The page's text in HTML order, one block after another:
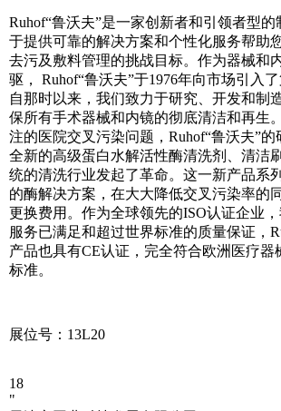
Ruhof“鲁沃夫”是一家创新者和引领者型
于提供可靠的解决方案和个性化服务帮助
去污及敷料管理的挑战目标。作为器械和
驱， Ruhof“鲁沃夫”于1976年向市场引入
自那时以来，我们致力于研究、开发和制
保所有手术器械和内镜的彻底清洁和再生
注的医院交叉污染问题，Ruhof“鲁沃夫”的
全新的高级蛋白水解活性酶清洗剂、清洁
统的清洗行业发起了革命。这一新产品系
的酶解决方案，在大大降低交叉污染率的
更换费用。作为全球领先的ISO认证企业
服务已满足和超过世界标准的质量保证，
产品也具有CE认证，完全符合欧洲医疗器
标准。
展位号：13L20
18
"